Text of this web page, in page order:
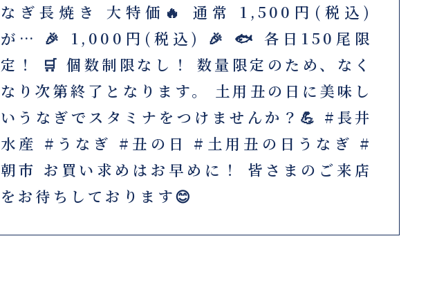
なぎ長焼き 大特価🔥 通常 1,500円(税込)
が… 🎉 1,000円(税込) 🎉 🐟 各日150尾限
定！ 🛒 個数制限なし！ 数量限定のため、なく
なり次第終了となります。 土用丑の日に美味し
いうなぎでスタミナをつけませんか？💪 #長井
水産 #うなぎ #丑の日 #土用丑の日うなぎ #
朝市 お買い求めはお早めに！ 皆さまのご来店
をお待ちしております😊